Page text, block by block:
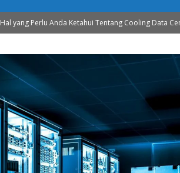
Hal yang Perlu Anda Ketahui Tentang Cooling Data